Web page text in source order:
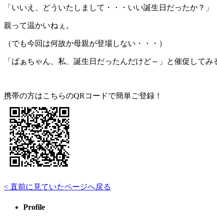
「いいえ、どういたしまして・・・いい誕生日だったか？」
親って温かいねぇ。
（でも今回は何故か母親が登場しない・・・）
「ばぁちゃん、私、誕生日だったんだけど～」と催促してみ
携帯の方はこちらのQRコードで簡単ご登録！
< 直前に見ていたページへ戻る
Profile